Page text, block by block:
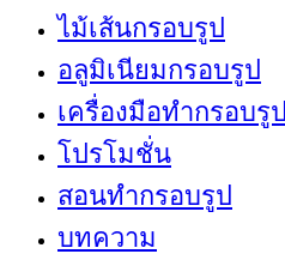
ไม้เส้นกรอบรูป
อลูมิเนียมกรอบรูป
เครื่องมือทำกรอบรูป
โปรโมชั่น
สอนทำกรอบรูป
บทความ